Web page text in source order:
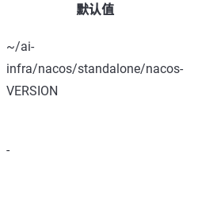
默认值
~/ai-
infra/nacos/standalone/nacos-
VERSION
-